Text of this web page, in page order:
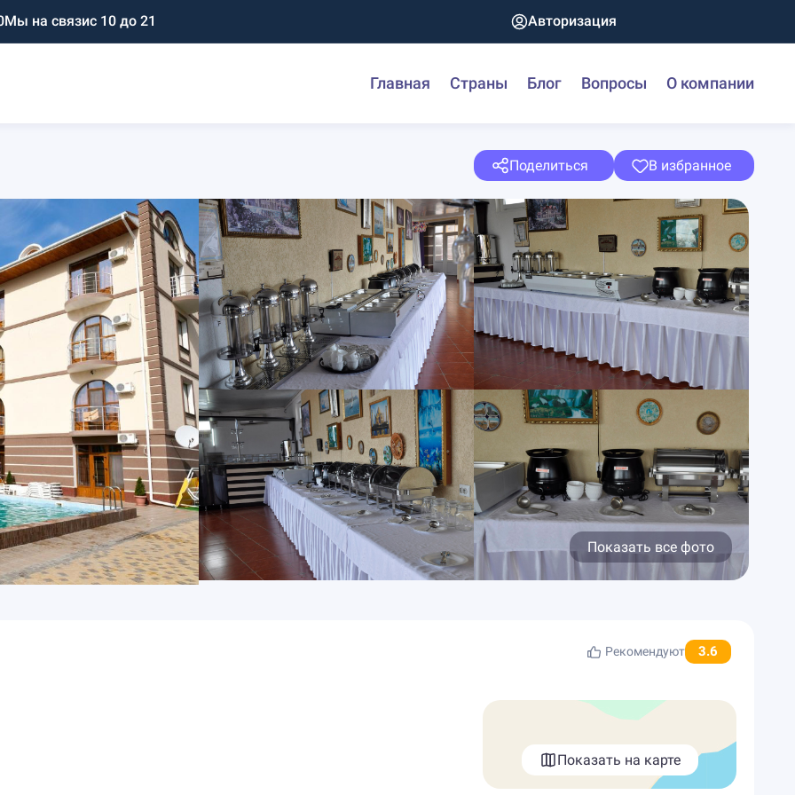
Мы на связис 10 до 21 Авторизация
Главная Страны Блог Вопросы О компании
Поделиться В избранное
Показать все фото
Рекомендуют 3.6
Показать на карте